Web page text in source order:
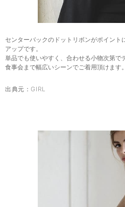
センターバックのドットリボンがポイント
アップです。
単品でも使いやすく、合わせる小物次第で
食事会まで幅広いシーンでご着用頂けます。
出典元： GIRL